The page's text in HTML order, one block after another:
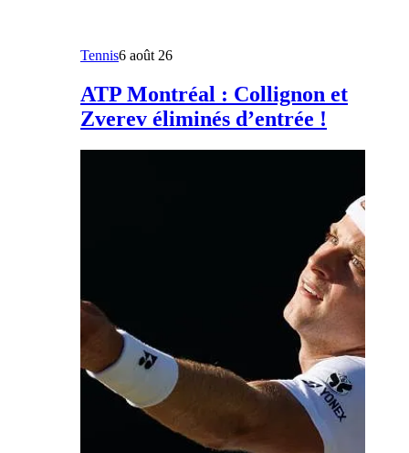
Tennis6 août 26
ATP Montréal : Collignon et
Zverev éliminés d’entrée !